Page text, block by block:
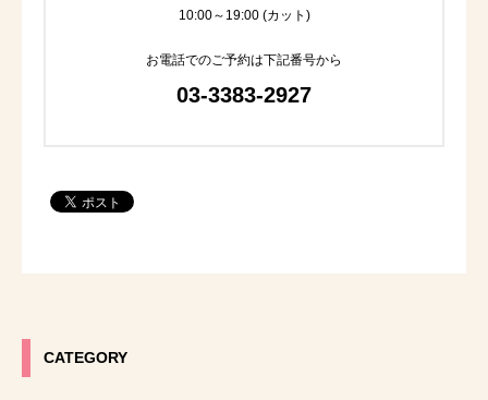
10:00～19:00 (カット)
お電話でのご予約は下記番号から
03-3383-2927
CATEGORY